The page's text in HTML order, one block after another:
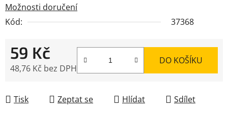
Možnosti doručení
Kód:
37368
59 Kč
48,76 Kč bez DPH
DO KOŠÍKU
Tisk Zeptat se Hlídat Sdílet